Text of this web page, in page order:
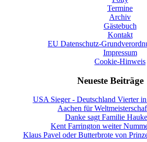
Termine
Archiv
Gästebuch
Kontakt
EU Datenschutz-
Impressum
Cookie-Hinweis
Neueste Beiträge
USA Sieger - Deutschland Vierter
Aachen für
Danke sagt Familie
Kent Farrington weiter
Klaus Pavel oder Butterbrote von